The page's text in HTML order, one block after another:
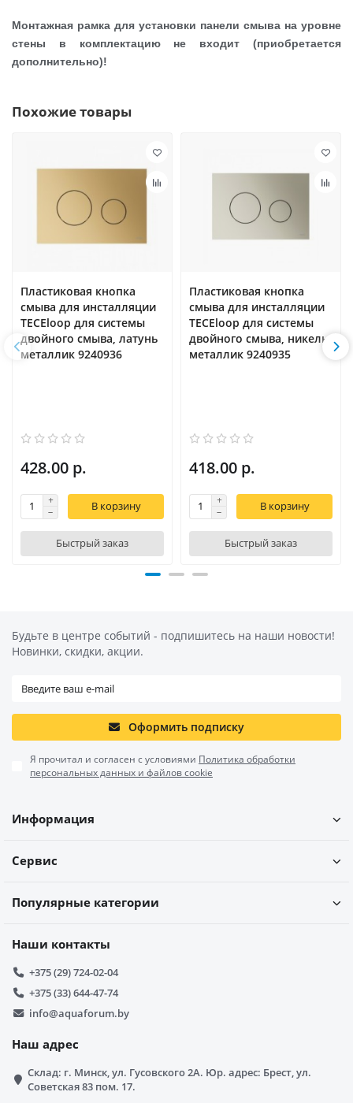
Монтажная рамка для установки панели смыва на уровне
стены в комплектацию не входит (приобретается
дополнительно)!
Похожие товары
Пластиковая кнопка
смыва для инсталляции
TECEloop для системы
двойного смыва, латунь
металлик 9240936
428.00 р.
В корзину
Быстрый заказ
Пластиковая кнопка
смыва для инсталляции
TECEloop для системы
двойного смыва, никель
металлик 9240935
418.00 р.
В корзину
Быстрый заказ
Будьте в центре событий - подпишитесь на наши новости!
Новинки, скидки, акции.
Оформить подписку
Я прочитал и согласен с условиями Политика обработки
персональных данных и файлов cookie
Информация
Сервис
Популярные категории
Наши контакты
+375 (29) 724-02-04
+375 (33) 644-47-74
info@aquaforum.by
Наш адрес
Склад: г. Минск, ул. Гусовского 2А. Юр. адрес: Брест, ул.
Советская 83 пом. 17.